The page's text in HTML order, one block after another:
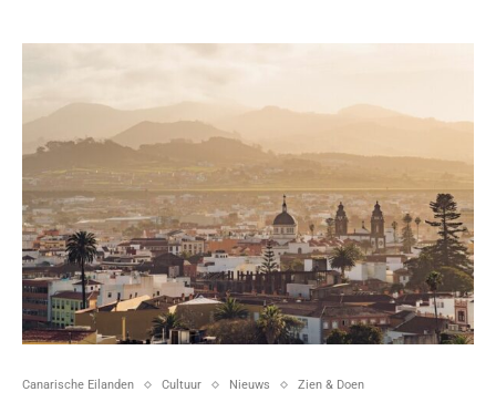
Canarische Eilanden Cultuur Nieuws Zien & Doen